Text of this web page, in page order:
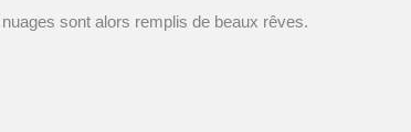
sont alors remplis de beaux rêves.